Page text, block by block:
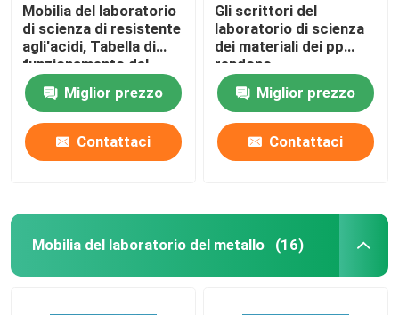
Mobilia del laboratorio
di scienza di resistente
agli'acidi, Tabella di
funzionamento del
laboratorio di chimica
dei pp Miglior prezzo
Contattaci
Gli scrittori del
laboratorio di scienza
dei materiali dei pp
rendono
incombustibile/la
macchia della mobilia
laboratorio di chimica
resistente
Miglior prezzo
Contattaci
Mobilia del laboratorio del metallo (16)